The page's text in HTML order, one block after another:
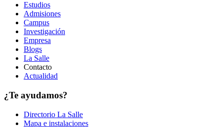
Estudios
Admisiones
Campus
Investigación
Empresa
Blogs
La Salle
Contacto
Actualidad
¿Te ayudamos?
Directorio La Salle
Mapa e instalaciones